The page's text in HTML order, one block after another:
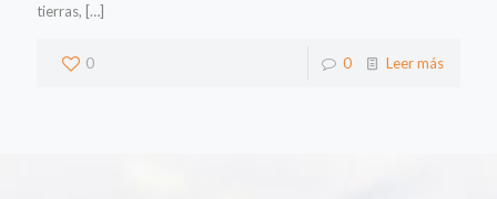
tierras, […]
0 0 Leer más